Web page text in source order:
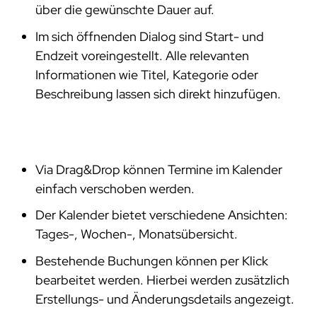
über die gewünschte Dauer auf.
Im sich öffnenden Dialog sind Start- und
Endzeit voreingestellt. Alle relevanten
Informationen wie Titel, Kategorie oder
Beschreibung lassen sich direkt hinzufügen.
Via Drag&Drop können Termine im Kalender
einfach verschoben werden.
Der Kalender bietet verschiedene Ansichten:
Tages-, Wochen-, Monatsübersicht.
Bestehende Buchungen können per Klick
bearbeitet werden. Hierbei werden zusätzlich
Erstellungs- und Änderungsdetails angezeigt.